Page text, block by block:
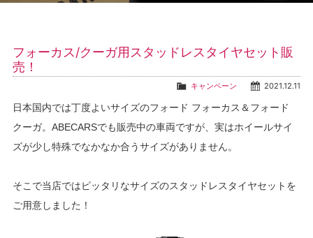
採用情報
フォーカス/クーガ用スタッドレスタイヤセット販
売！
2021.12.11
キャンペーン
日本国内では丁度よいサイズのフォード フォーカス＆フォード
クーガ。ABECARSでも販売中の車両ですが、実はホイールサイ
ズが少し特殊でなかなか合うサイズがありません。
そこで当店ではピッタリなサイズのスタッドレスタイヤセットを
ご用意しました！